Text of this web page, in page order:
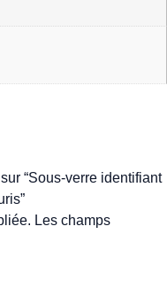
“Sous-verre identifiant
Les champs